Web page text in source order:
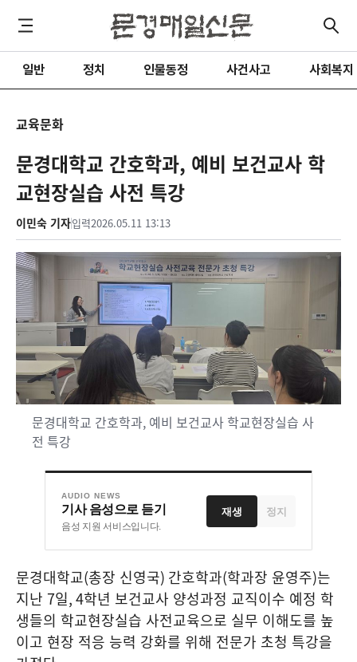
일반 정치 인물동정 사건사고 사회복지
교육문화
문경대학교 간호학과, 예비 보건교사 학
교현장실습 사전 특강
이민숙 기자입력2026.05.11 13:13
문경대학교 간호학과, 예비 보건교사 학교현장실습 사
전 특강
AUDIO NEWS
기사 음성으로 듣기
음성 지원 서비스입니다.
재생 정지
문경대학교(총장 신영국) 간호학과(학과장 윤영주)는
지난 7일, 4학년 보건교사 양성과정 교직이수 예정 학
생들의 학교현장실습 사전교육으로 실무 이해도를 높
이고 현장 적응 능력 강화를 위해 전문가 초청 특강을